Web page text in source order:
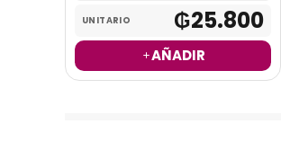
UNITARIO ₲25.800
AÑADIR